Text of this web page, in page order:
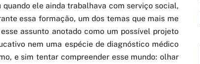
quando ele ainda trabalhava com serviço social,
essa formação, um dos temas que mais me
assunto anotado como um possível projeto
nem uma espécie de diagnóstico médico
e sim tentar compreender esse mundo: olhar